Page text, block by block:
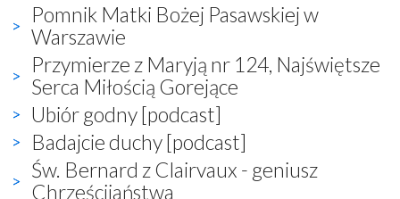
Pomnik Matki Bożej Pasawskiej w
Warszawie
Przymierze z Maryją nr 124, Najświętsze
Serca Miłością Gorejące
Ubiór godny [podcast]
Badajcie duchy [podcast]
Św. Bernard z Clairvaux - geniusz
Chrześcijaństwa